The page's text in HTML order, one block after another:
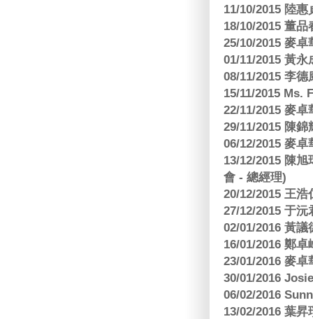
11/10/2015 陸
18/10/2015 董
25/10/2015 麥
01/11/2015 黃
08/11/2015 李
15/11/2015 Ms.
22/11/2015 麥
29/11/2015 陳
06/12/2015 麥
13/12/2015 陳
會 - 總經理)
20/12/2015 王
27/12/2015 于
02/01/2016 黃
16/01/2016 鄭
23/01/2016 麥
30/01/2016
06/02/2016
13/02/2016 葉